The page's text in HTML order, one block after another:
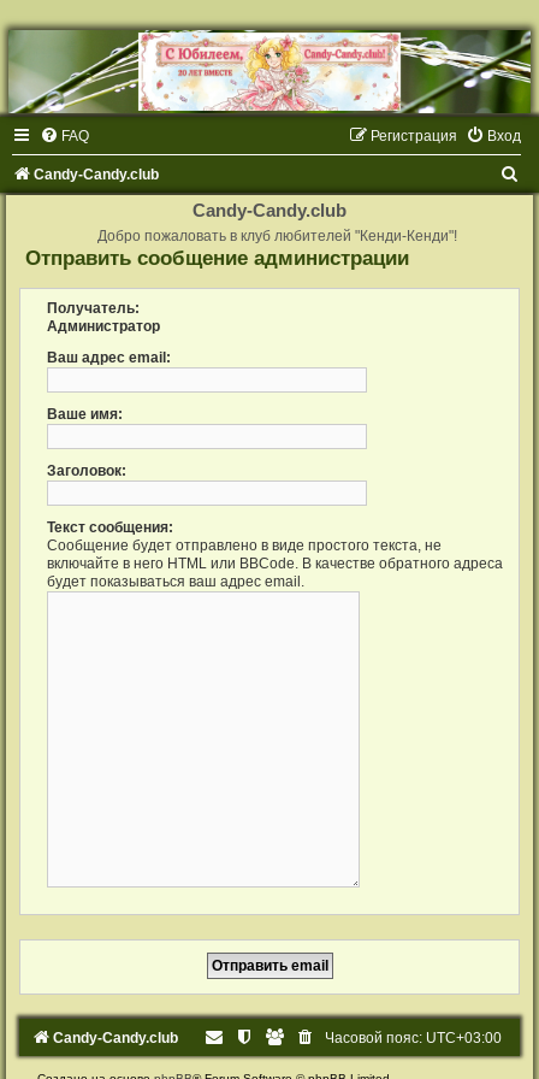
FAQ Вход
Регистрация
Candy-Candy.club
Candy-Candy.club
Добро пожаловать в клуб любителей "Кенди-Кенди"!
Отправить сообщение администрации
Получатель:
Администратор
Ваш адрес email:
Ваше имя:
Заголовок:
Текст сообщения:
Сообщение будет отправлено в виде простого текста, не
включайте в него HTML или BBCode. В качестве обратного адреса
будет показываться ваш адрес email.
Candy-Candy.club Часовой пояс: UTC+03:00